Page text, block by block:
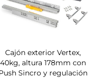
Cajón exterior Vertex,
40kg, altura 178mm con
Sincro y regulación